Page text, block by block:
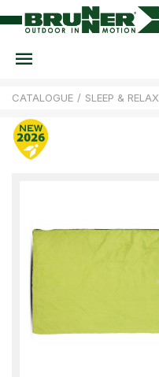
CATALOGUE / SLEEP & RELAX